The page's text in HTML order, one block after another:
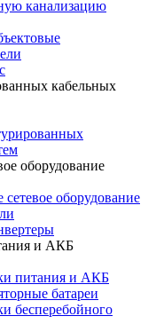
канализацию
кабельных
оборудование
сетевое оборудование
и АКБ
питания и АКБ
батареи
бесперебойного